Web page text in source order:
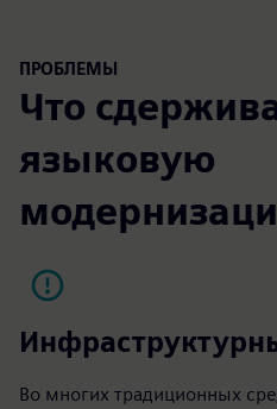
ПРОБЛЕМЫ
Что
языковую
Во многих традиционных